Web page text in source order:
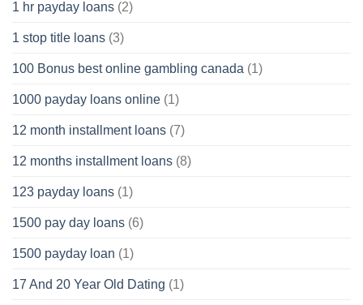
1 hr payday loans (2)
1 stop title loans (3)
100 Bonus best online gambling canada (1)
1000 payday loans online (1)
12 month installment loans (7)
12 months installment loans (8)
123 payday loans (1)
1500 pay day loans (6)
1500 payday loan (1)
17 And 20 Year Old Dating (1)